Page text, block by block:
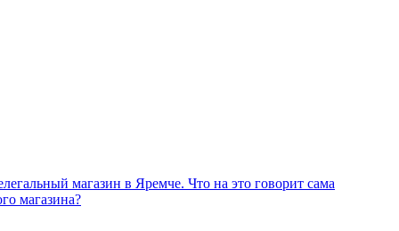
магазин в Яремче. Что на это говорит сама
магазина?